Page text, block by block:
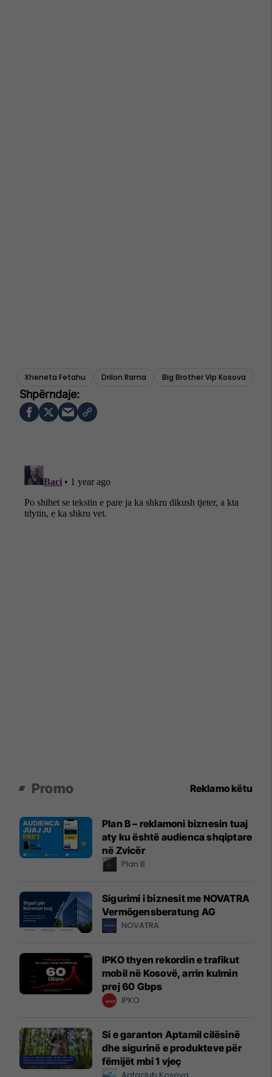
Xheneta Fetahu Drilon Rama Big Brother Vip Kosova
Promo Reklamo këtu
Plan B – reklamoni biznesin tuaj
aty ku është audienca shqiptare
në Zvicër
Plan B
Sigurimi i biznesit me NOVATRA
Vermögensberatung AG
NOVATRA
IPKO thyen rekordin e trafikut
mobil në Kosovë, arrin kulmin
prej 60 Gbps
IPKO
Si e garanton Aptamil cilësinë
dhe sigurinë e produkteve për
fëmijët mbi 1 vjeç